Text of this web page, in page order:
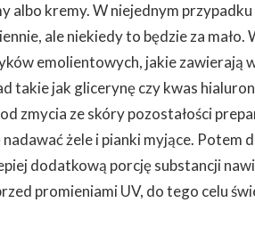
albo kremy. W niejednym
ale niekiedy to będzie za
emolientowych, jakie zawierają
takie jak glicerynę czy kwas
zmycia ze skóry pozostałości
żele i pianki myjące. Potem
dodatkową porcję substancji
promieniami UV, do tego celu